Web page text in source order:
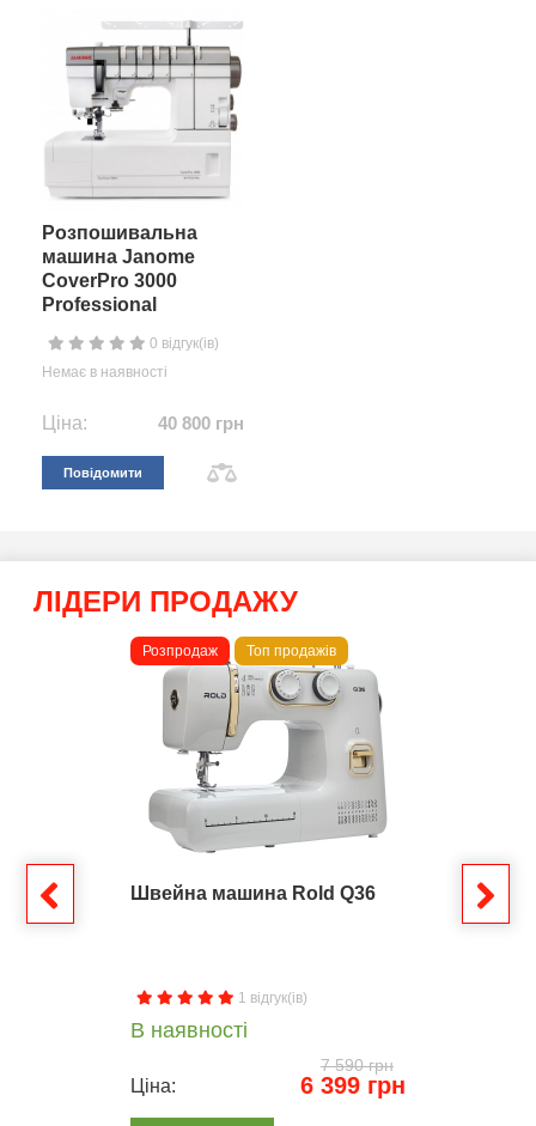
Розпошивальна
машина Janome
CoverPro 3000
Professional
0 відгук(ів)
Немає в наявності
Ціна: 40 800 грн
Повідомити
ЛІДЕРИ ПРОДАЖУ
Розпродаж Топ продажів
Швейна машина Rold Q36
1 відгук(ів)
В наявності
7 590 грн
Ціна: 6 399 грн